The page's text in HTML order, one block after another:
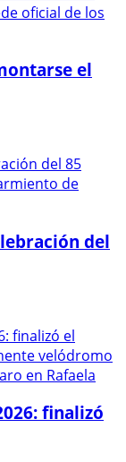
el
del
finalizó